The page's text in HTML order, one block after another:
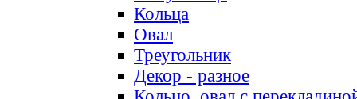
Кольца
Овал
Треугольник
Декор - разное